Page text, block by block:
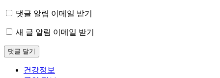
댓글 알림 이메일 받기
새 글 알림 이메일 받기
건강정보